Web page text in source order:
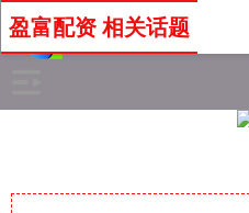
盈富配资 相关话题